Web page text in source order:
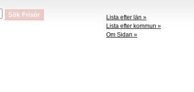
Lista efter län »
Lista efter kommun »
Om Sidan »